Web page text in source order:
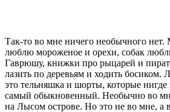
Так-то во мне ничего необычного нет.
люблю мороженое и орехи, собак
Гаврюшу, книжки про рыцарей и
лазить по деревьям и ходить
это тельняшка и шорты, которые
самый обыкновенный. Необычно во
на Лысом острове. Но это не во мне, а